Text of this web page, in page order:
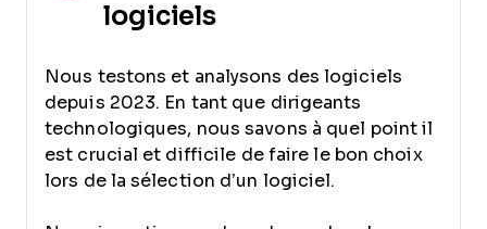
logiciels
Nous testons et analysons des logiciels
depuis 2023. En tant que dirigeants
technologiques, nous savons à quel point il
est crucial et difficile de faire le bon choix
lors de la sélection d’un logiciel.